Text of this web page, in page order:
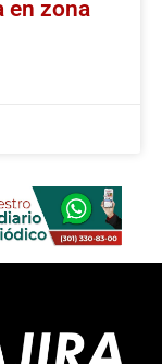
en zona